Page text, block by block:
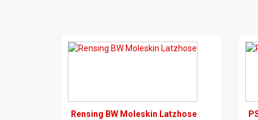
Rensing BW Moleskin Latzhose